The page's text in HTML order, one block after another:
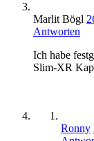
Marlit Bögl
Antworten
Ich habe
Slim-XR
Ronny